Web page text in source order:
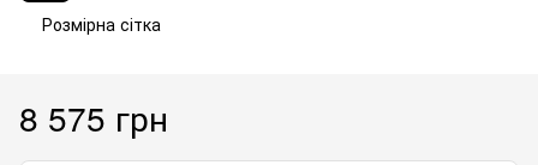
Розмірна сітка
8 575 грн